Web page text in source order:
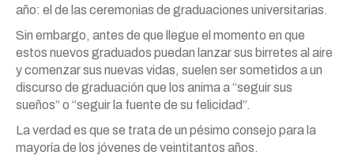
año: el de las ceremonias de graduaciones universitarias.
Sin embargo, antes de que llegue el momento en que
estos nuevos graduados puedan lanzar sus birretes al aire
y comenzar sus nuevas vidas, suelen ser sometidos a un
discurso de graduación que los anima a “seguir sus
sueños” o “seguir la fuente de su felicidad”.
La verdad es que se trata de un pésimo consejo para la
mayoría de los jóvenes de veintitantos años.